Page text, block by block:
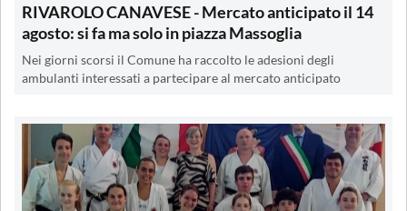
RIVAROLO CANAVESE - Mercato anticipato il 14
agosto: si fa ma solo in piazza Massoglia
Nei giorni scorsi il Comune ha raccolto le adesioni degli
ambulanti interessati a partecipare al mercato anticipato